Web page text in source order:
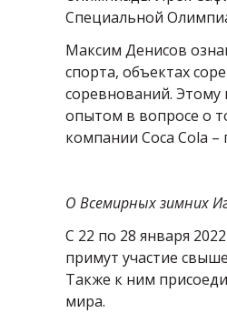
Специальной
Максим Денисов
спорта, объектах
соревнований. Этому
опытом в вопросе о
компании Coca Cola
О Всемирных зимних
С 22 по 28 января
примут участие
Также к ним
мира.